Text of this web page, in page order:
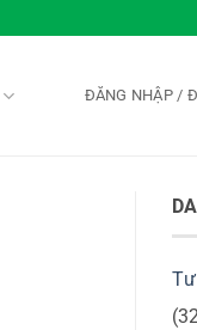
ĐĂNG NHẬP /